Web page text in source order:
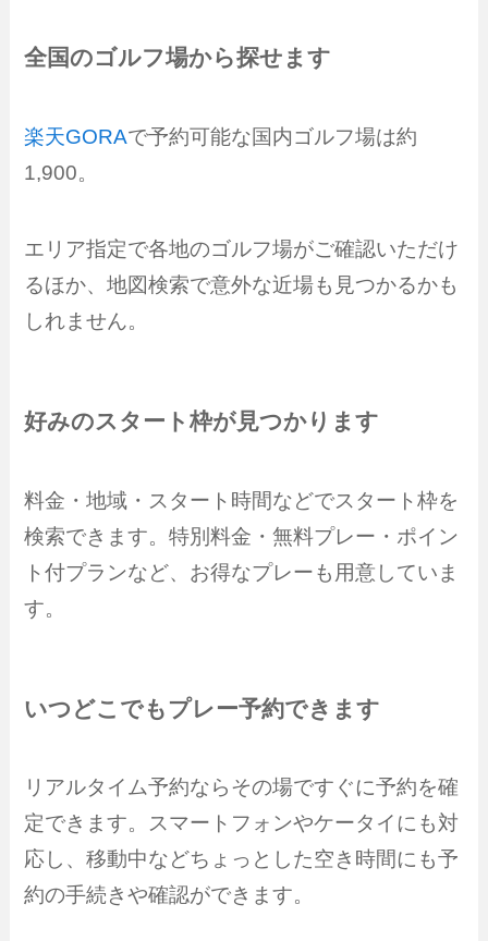
全国のゴルフ場から探せます
楽天GORAで予約可能な国内ゴルフ場は約
1,900。
エリア指定で各地のゴルフ場がご確認いただけ
るほか、地図検索で意外な近場も見つかるかも
しれません。
好みのスタート枠が見つかります
料金・地域・スタート時間などでスタート枠を
検索できます。特別料金・無料プレー・ポイン
ト付プランなど、お得なプレーも用意していま
す。
いつどこでもプレー予約できます
リアルタイム予約ならその場ですぐに予約を確
定できます。スマートフォンやケータイにも対
応し、移動中などちょっとした空き時間にも予
約の手続きや確認ができます。